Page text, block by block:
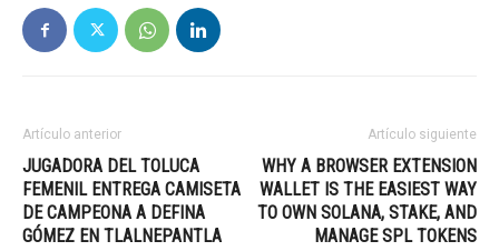
Artículo anterior
JUGADORA DEL TOLUCA
FEMENIL ENTREGA CAMISETA
DE CAMPEONA A DEFINA
GÓMEZ EN TLALNEPANTLA
Artículo siguiente
WHY A BROWSER EXTENSION
WALLET IS THE EASIEST WAY
TO OWN SOLANA, STAKE, AND
MANAGE SPL TOKENS